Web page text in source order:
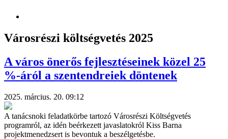
Városrészi költségvetés 2025
A város önerős fejlesztéseinek közel 25
%-áról a szentendreiek döntenek
2025. március. 20. 09:12
A tanácsnoki feladatkörbe tartozó Városrészi Költségvetés
programról, az idén beérkezett javaslatokról Kiss Barna
projektmenedzsert is bevontuk a beszélgetésbe.